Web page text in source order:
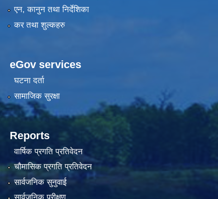
एन, कानुन तथा निर्देशिका
कर तथा शुल्कहरु
eGov services
घटना दर्ता
सामाजिक सुरक्षा
Reports
वार्षिक प्रगति प्रतिवेदन
चौमासिक प्रगति प्रतिवेदन
सार्वजनिक सुनुवाई